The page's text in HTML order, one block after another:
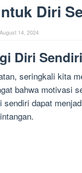
Diri
August 14, 2024
Diri Sendiri
seringkali kita
bahwa motivasi
dapat